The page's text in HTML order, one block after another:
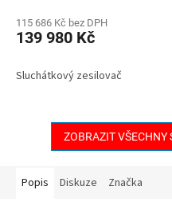
115 686 Kč bez DPH
139 980 Kč
Sluchátkový zesilovač
ZOBRAZIT VŠECHNY
Popis Diskuze Značka